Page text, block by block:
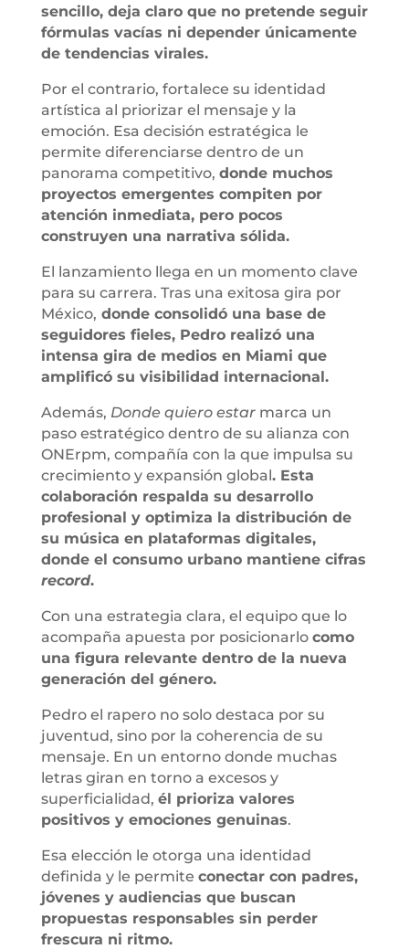
sencillo, deja claro que no pretende seguir
fórmulas vacías ni depender únicamente
de tendencias virales.
Por el contrario, fortalece su identidad
artística al priorizar el mensaje y la
emoción. Esa decisión estratégica le
permite diferenciarse dentro de un
panorama competitivo, donde muchos
proyectos emergentes compiten por
atención inmediata, pero pocos
construyen una narrativa sólida.
El lanzamiento llega en un momento clave
para su carrera. Tras una exitosa gira por
México, donde consolidó una base de
seguidores fieles, Pedro realizó una
intensa gira de medios en Miami que
amplificó su visibilidad internacional.
Además, Donde quiero estarmarca un
paso estratégico dentro de su alianza con
ONErpm, compañía con la que impulsa su
crecimiento y expansión global. Esta
colaboración respalda su desarrollo
profesional y optimiza la distribución de
su música en plataformas digitales,
donde el consumo urbano mantiene cifras
record.
Con una estrategia clara, el equipo que lo
acompaña apuesta por posicionarlo como
una figura relevante dentro de la nueva
generación del género.
Pedro el rapero no solo destaca por su
juventud, sino por la coherencia de su
mensaje. En un entorno donde muchas
letras giran en torno a excesos y
superficialidad, él prioriza valores
positivos y emociones genuinas.
Esa elección le otorga una identidad
definida y le permite conectar con padres,
jóvenes y audiencias que buscan
propuestas responsables sin perder
frescura ni ritmo.